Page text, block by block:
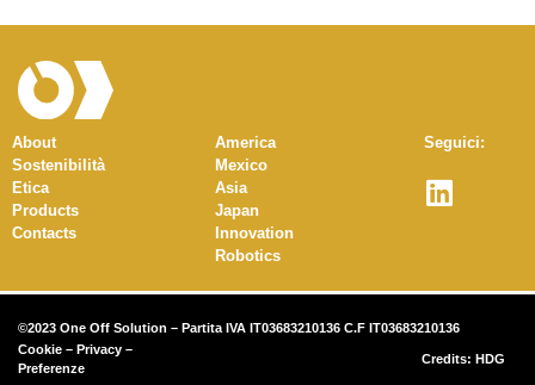
About
Sostenibilità
Etica
Products
Contacts
America
Mexico
Asia
Japan
Innovation
Robotics
Seguici:
©2023 One Off Solution – Partita IVA IT03683210136 C.F IT03683210136
Cookie – Privacy –
Preferenze
Credits: HDG